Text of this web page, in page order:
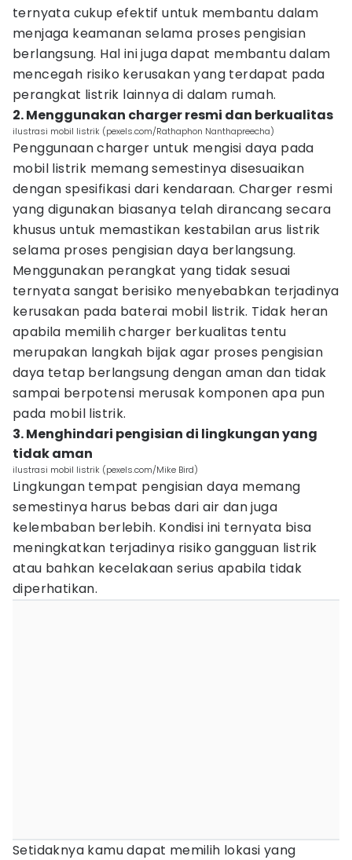
ternyata cukup efektif untuk membantu dalam
menjaga keamanan selama proses pengisian
berlangsung. Hal ini juga dapat membantu dalam
mencegah risiko kerusakan yang terdapat pada
perangkat listrik lainnya di dalam rumah.
2. Menggunakan charger resmi dan berkualitas
ilustrasi mobil listrik (pexels.com/Rathaphon Nanthapreecha)
Penggunaan charger untuk mengisi daya pada
mobil listrik memang semestinya disesuaikan
dengan spesifikasi dari kendaraan. Charger resmi
yang digunakan biasanya telah dirancang secara
khusus untuk memastikan kestabilan arus listrik
selama proses pengisian daya berlangsung.
Menggunakan perangkat yang tidak sesuai
ternyata sangat berisiko menyebabkan terjadinya
kerusakan pada baterai mobil listrik. Tidak heran
apabila memilih charger berkualitas tentu
merupakan langkah bijak agar proses pengisian
daya tetap berlangsung dengan aman dan tidak
sampai berpotensi merusak komponen apa pun
pada mobil listrik.
3. Menghindari pengisian di lingkungan yang
tidak aman
ilustrasi mobil listrik (pexels.com/Mike Bird)
Lingkungan tempat pengisian daya memang
semestinya harus bebas dari air dan juga
kelembaban berlebih. Kondisi ini ternyata bisa
meningkatkan terjadinya risiko gangguan listrik
atau bahkan kecelakaan serius apabila tidak
diperhatikan.
Setidaknya kamu dapat memilih lokasi yang